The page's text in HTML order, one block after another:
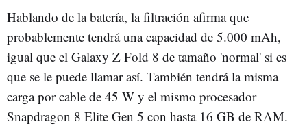
Hablando de la batería, la filtración afirma que
probablemente tendrá una capacidad de 5.000 mAh,
igual que el Galaxy Z Fold 8 de tamaño 'normal' si es
que se le puede llamar así. También tendrá la misma
carga por cable de 45 W y el mismo procesador
Snapdragon 8 Elite Gen 5 con hasta 16 GB de RAM.